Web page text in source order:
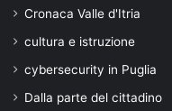
Cronaca Valle d'Itria
cultura e istruzione
cybersecurity in Puglia
Dalla parte del cittadino